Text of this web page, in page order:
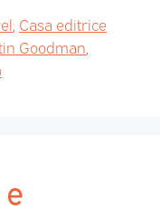
Casa editrice
Goodman